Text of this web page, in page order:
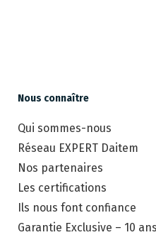
Nous connaître
Qui sommes-nous
Réseau EXPERT Daitem
Nos partenaires
Les certifications
Ils nous font confiance
Garantie Exclusive – 10 ans